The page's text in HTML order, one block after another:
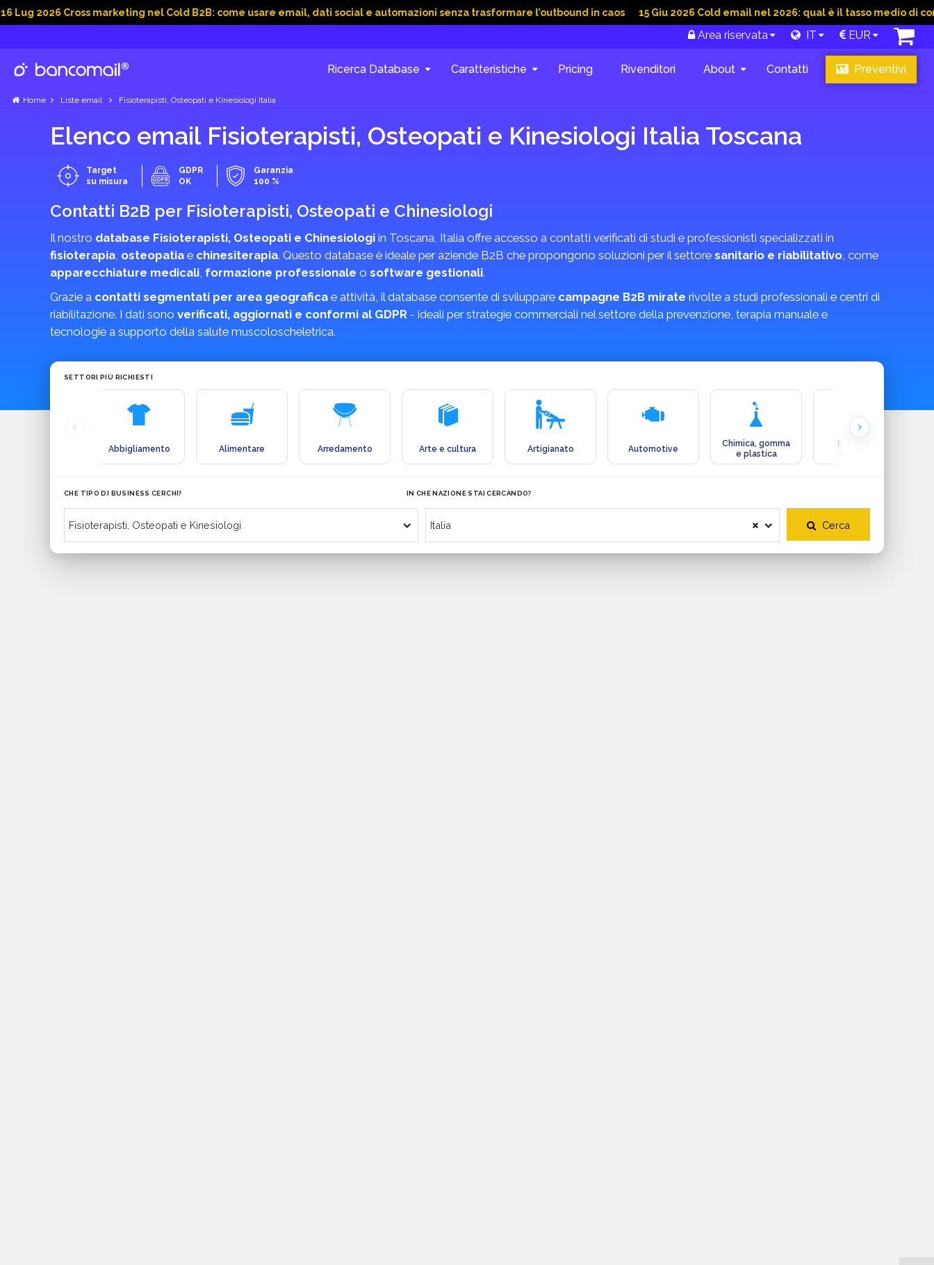
Cross marketing nel Cold B2B: come usare email, dati social e automazioni senza trasformare l’outbound in caos 15 Giu 2026 Cold email nel 2026: qual è il tasso medio di
Area riservata IT EUR
Ricerca Database Caratteristiche Pricing Rivenditori About Contatti Preventivi
Home Liste email Fisioterapisti, Osteopati e Kinesiologi Italia
Elenco email Fisioterapisti, Osteopati e Kinesiologi Italia Toscana
Target
su misura
GDPR
OK
Garanzia
100 %
Contatti B2B per Fisioterapisti, Osteopati e Chinesiologi
Il nostro database Fisioterapisti, Osteopati e Chinesiologi in Toscana, Italia offre accesso a contatti verificati di studi e professionisti specializzati in
fisioterapia, osteopatia e chinesiterapia. Questo database è ideale per aziende B2B che propongono soluzioni per il settore sanitario e riabilitativo, come
apparecchiature medicali, formazione professionale o software gestionali.
Grazie a contatti segmentati per area geografica e attività, il database consente di sviluppare campagne B2B mirate rivolte a studi professionali e centri di
riabilitazione. I dati sono verificati, aggiornati e conformi al GDPR - ideali per strategie commerciali nel settore della prevenzione, terapia manuale e
tecnologie a supporto della salute muscoloscheletrica.
SETTORI PIÙ RICHIESTI
Abbigliamento Alimentare Arredamento Arte e cultura Artigianato Automotive
Chimica, gomma
e plastica
Ecologia e
ambiente
CHE TIPO DI BUSINESS CERCHI? IN CHE NAZIONE STAI CERCANDO?
Cerca